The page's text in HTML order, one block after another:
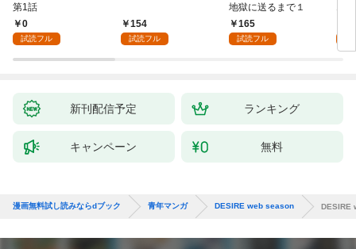
第1話
0
試読フル
154
試読フル
地獄に送るまで１
165
試読フル
新刊配信予定 ランキング
キャンペーン 無料
漫画無料試し読みならdブック 青年マンガ DESIRE web season DESIRE